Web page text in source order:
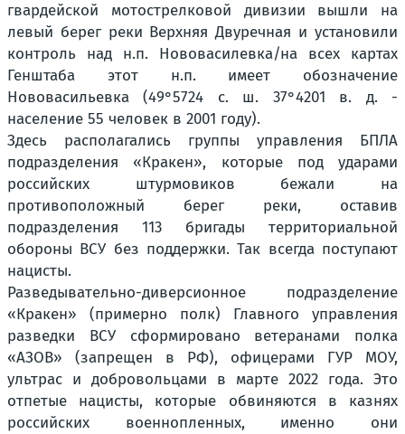
гвардейской мотострелковой дивизии вышли на
левый берег реки Верхняя Двуречная и установили
контроль над н.п. Нововасилевка/на всех картах
Генштаба этот н.п. имеет обозначение
Нововасильевка (49°5724 с. ш. 37°4201 в. д. -
население 55 человек в 2001 году).
Здесь располагались группы управления БПЛА
подразделения «Кракен», которые под ударами
российских штурмовиков бежали на
противоположный берег реки, оставив
подразделения 113 бригады территориальной
обороны ВСУ без поддержки. Так всегда поступают
нацисты.
Разведывательно-диверсионное подразделение
«Кракен» (примерно полк) Главного управления
разведки ВСУ сформировано ветеранами полка
«АЗОВ» (запрещен в РФ), офицерами ГУР МОУ,
ультрас и добровольцами в марте 2022 года. Это
отпетые нацисты, которые обвиняются в казнях
российских военнопленных, именно они